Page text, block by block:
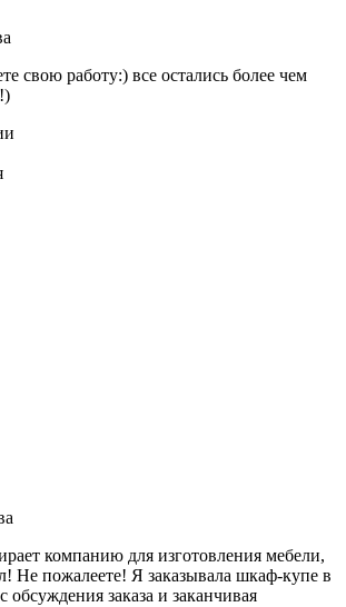
свою работу:) все остались более чем
компанию для изготовления мебели,
Не пожалеете! Я заказывала шкаф-купе в
заказа и заканчивая